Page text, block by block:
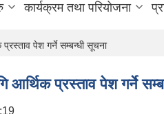
कार्यक्रम तथा परियोजना
पेश गर्ने सम्बन्धी सूचना
आर्थिक प्रस्ताव पेश गर्ने